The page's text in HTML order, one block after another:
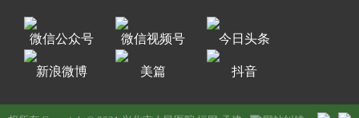
微信公众号 微信视频号 今日头条
新浪微博 美篇 抖音